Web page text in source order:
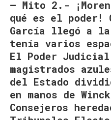
– Mito 2.-
qué es el poder!
García llegó a la
tenía varios
El Poder Judicial
magistrados
del Estado
en manos de
Consejeros